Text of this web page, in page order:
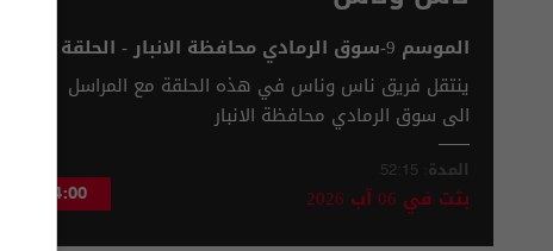
الموسم 9-سوق الرمادي محافظة الانبار - الحلقة
٩٥
ينتقل فريق ناس وناس في هذه الحلقة مع المراسل
الى سوق الرمادي محافظة الانبار
المدة: 52:15
بثت في 06 آب 2026 04:00